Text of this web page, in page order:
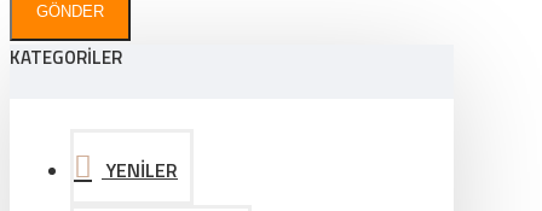
GÖNDER
KATEGORİLER
YENİLER